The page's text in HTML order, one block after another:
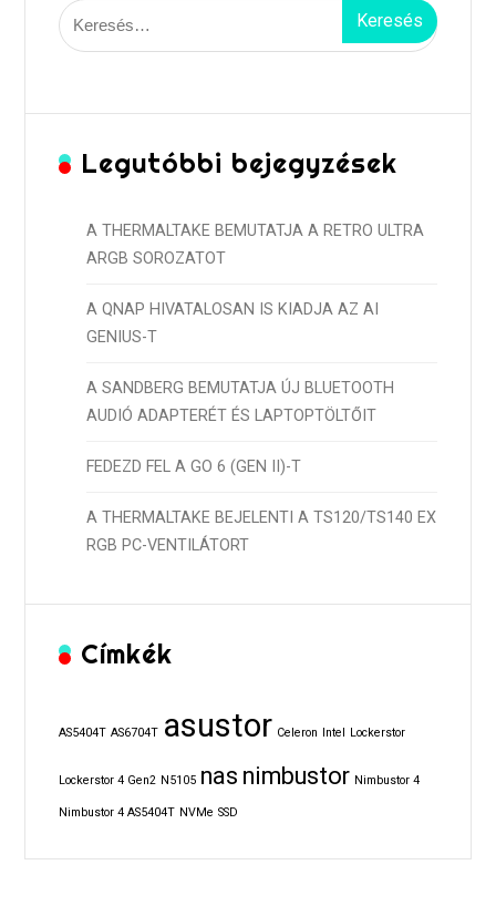
Keresés:
Legutóbbi bejegyzések
A THERMALTAKE BEMUTATJA A RETRO ULTRA
ARGB SOROZATOT
A QNAP HIVATALOSAN IS KIADJA AZ AI
GENIUS-T
A SANDBERG BEMUTATJA ÚJ BLUETOOTH
AUDIÓ ADAPTERÉT ÉS LAPTOPTÖLTŐIT
FEDEZD FEL A GO 6 (GEN II)-T
A THERMALTAKE BEJELENTI A TS120/TS140 EX
RGB PC-VENTILÁTORT
Címkék
AS5404T AS6704T asustor Celeron Intel Lockerstor
Lockerstor 4 Gen2 N5105 nas nimbustor Nimbustor 4
Nimbustor 4 AS5404T NVMe SSD